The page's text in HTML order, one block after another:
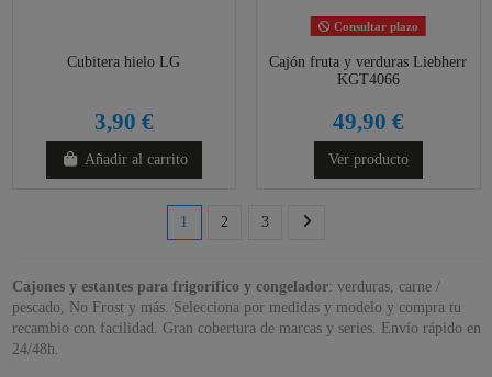
Cubitera hielo LG
3,90 €
Añadir al carrito
Consultar plazo
Cajón fruta y verduras Liebherr
KGT4066
49,90 €
Ver producto
1 2 3
Cajones y estantes para frigorífico y congelador: verduras, carne /
pescado, No Frost y más. Selecciona por medidas y modelo y compra tu
recambio con facilidad. Gran cobertura de marcas y series. Envío rápido en
24/48h.